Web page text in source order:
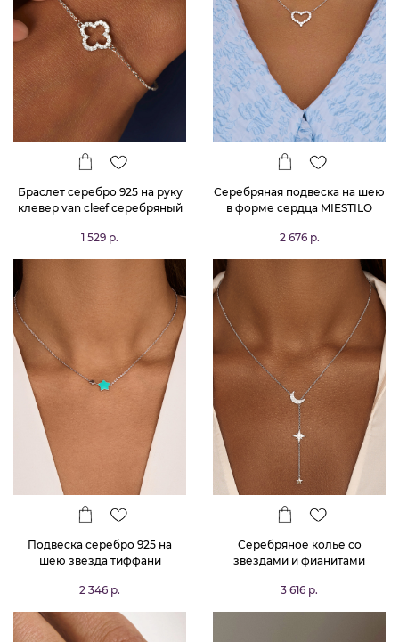
Браслет серебро 925 на руку
клевер van cleef серебряный
1 529 р.
Серебряная подвеска на шею
в форме сердца MIESTILO
2 676 р.
Подвеска серебро 925 на
шею звезда тиффани
2 346 р.
Серебряное колье со
звездами и фианитами
3 616 р.